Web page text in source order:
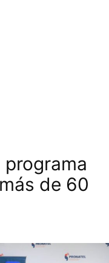
programa
de 60